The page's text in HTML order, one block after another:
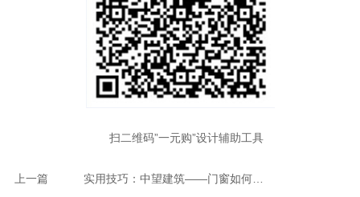
扫二维码”一元购”设计辅助工具
上一篇 实用技巧：中望建筑——门窗如何快速绘制及汇总